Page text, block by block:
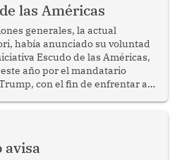
las Américas
generales, la actual
había anunciado su voluntad
Escudo de las Américas,
año por el mandatario
con el fin de enfrentar al
avisa